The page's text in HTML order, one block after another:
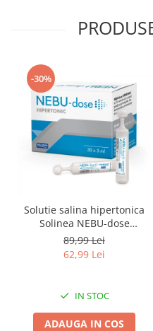
-30%
Solutie salina hipertonica
Solinea NEBU-dose
concentratie 3%, 30
monodoze x 5 ml
89,99 Lei
62,99 Lei
IN STOC
ADAUGA IN COS